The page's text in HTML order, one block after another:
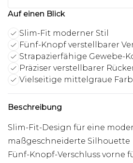
Auf einen Blick
Slim-Fit moderner Stil
Fünf-Knopf verstellbarer
Strapazierfähige Gewebe-
Präziser verstellbarer
Vielseitige mittelgraue
Beschreibung
Slim-Fit-Design für eine
maßgeschneiderte Silhouette
Fünf-Knopf-Verschluss vorne